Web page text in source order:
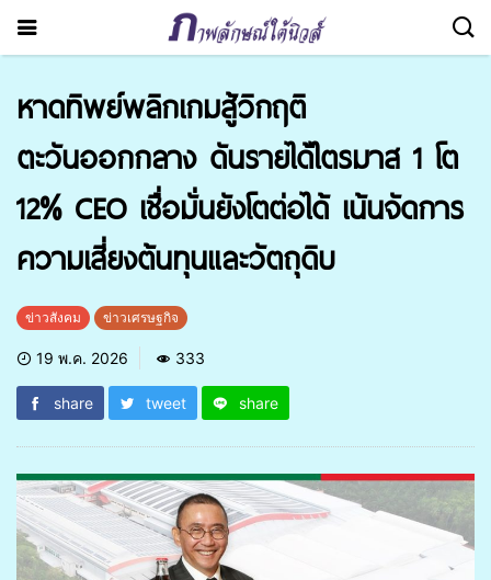
หาดทิพย์พลิกเกมสู้วิกฤติ
ตะวันออกกลาง ดันรายได้ไตรมาส 1 โต
12% CEO เชื่อมั่นยังโตต่อได้ เน้นจัดการ
ความเสี่ยงต้นทุนและวัตถุดิบ
ข่าวสังคม ข่าวเศรษฐกิจ
19 พ.ค. 2026 333
share tweet share